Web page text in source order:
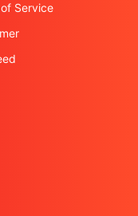
Service